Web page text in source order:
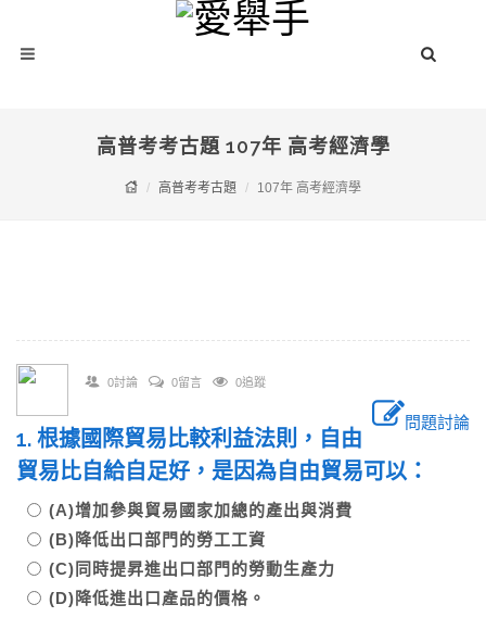
高普考考古題 107年 高考經濟學
高普考考古題 107年 高考經濟學
0討論 0留言 0追蹤
問題討論
1. 根據國際貿易比較利益法則，自由
貿易比自給自足好，是因為自由貿易可以：
(A)增加參與貿易國家加總的產出與消費
(B)降低出口部門的勞工工資
(C)同時提昇進出口部門的勞動生產力
(D)降低進出口產品的價格。